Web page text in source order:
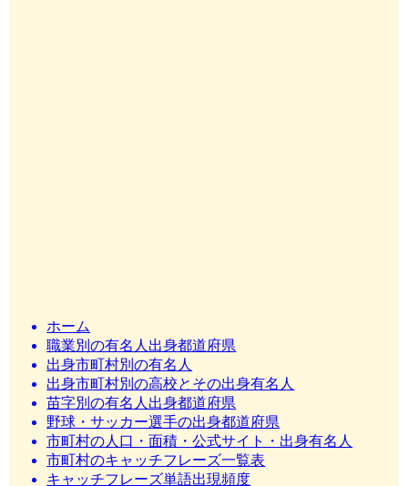
ホーム
職業別の有名人出身都道府県
出身市町村別の有名人
出身市町村別の高校とその出身有名人
苗字別の有名人出身都道府県
野球・サッカー選手の出身都道府県
市町村の人口・面積・公式サイト・出身有名人
市町村のキャッチフレーズ一覧表
キャッチフレーズ単語出現頻度